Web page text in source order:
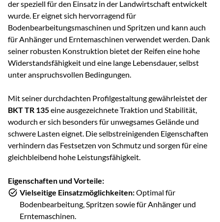
der speziell für den Einsatz in der Landwirtschaft entwickelt
wurde. Er eignet sich hervorragend für
Bodenbearbeitungsmaschinen und Spritzen und kann auch
für Anhänger und Erntemaschinen verwendet werden. Dank
seiner robusten Konstruktion bietet der Reifen eine hohe
Widerstandsfähigkeit und eine lange Lebensdauer, selbst
unter anspruchsvollen Bedingungen.
Mit seiner durchdachten Profilgestaltung gewährleistet der
BKT TR 135eine ausgezeichnete Traktion und Stabilität,
wodurch er sich besonders für unwegsames Gelände und
schwere Lasten eignet. Die selbstreinigenden Eigenschaften
verhindern das Festsetzen von Schmutz und sorgen für eine
gleichbleibend hohe Leistungsfähigkeit.
Eigenschaften und Vorteile:
Vielseitige Einsatzmöglichkeiten:Optimal für
Bodenbearbeitung, Spritzen sowie für Anhänger und
Erntemaschinen.